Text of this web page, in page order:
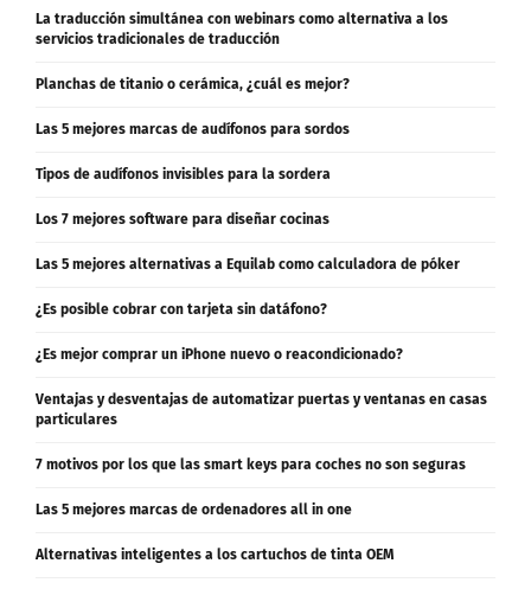
La traducción simultánea con webinars como alternativa a los
servicios tradicionales de traducción
Planchas de titanio o cerámica, ¿cuál es mejor?
Las 5 mejores marcas de audífonos para sordos
Tipos de audífonos invisibles para la sordera
Los 7 mejores software para diseñar cocinas
Las 5 mejores alternativas a Equilab como calculadora de póker
¿Es posible cobrar con tarjeta sin datáfono?
¿Es mejor comprar un iPhone nuevo o reacondicionado?
Ventajas y desventajas de automatizar puertas y ventanas en casas
particulares
7 motivos por los que las smart keys para coches no son seguras
Las 5 mejores marcas de ordenadores all in one
Alternativas inteligentes a los cartuchos de tinta OEM